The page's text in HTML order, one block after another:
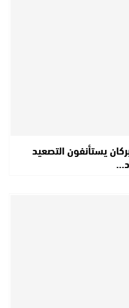
يستأنفون التصعيد